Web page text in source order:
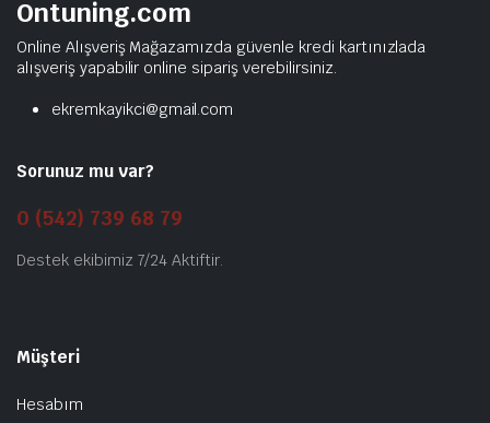
Ontuning.com
Online Alışveriş Mağazamızda güvenle kredi kartınızlada
alışveriş yapabilir online sipariş verebilirsiniz.
ekremkayikci@gmail.com
Sorunuz mu var?
0 (542) 739 68 79
Destek ekibimiz 7/24 Aktiftir.
Müşteri
Hesabım